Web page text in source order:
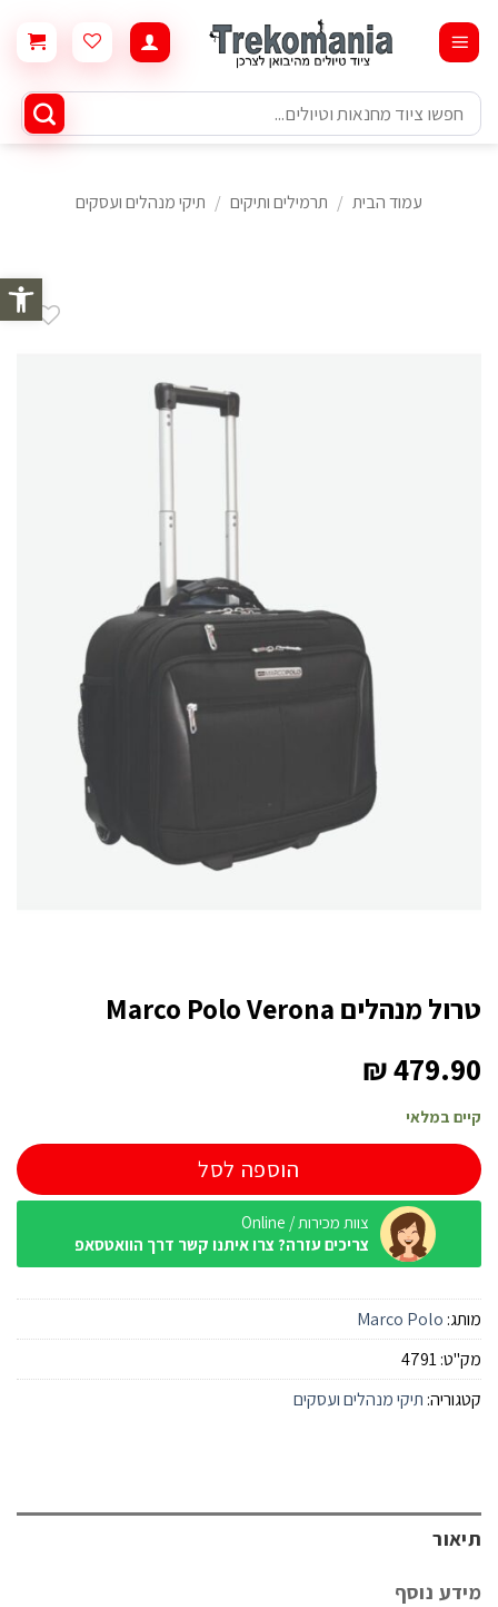
פתח
content
חיפוש
עבור:
עמוד הבית / תרמילים ותיקים / תיקי מנהלים ועסקים
טרול מנהלים Marco Polo Verona
₪479.90
קיים במלאי
הוספה לסל
צוות מכירות / Online
צריכים עזרה? צרו איתנו קשר דרך הוואטסאפ
מותג: Marco Polo
מק"ט:4791
קטגוריה: תיקי מנהלים ועסקים
תיאור
מידע נוסף